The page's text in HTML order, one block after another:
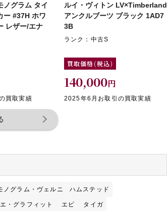
ノグラム タイ
ー #37H ホワ
レザー/エナ
買取実績
ルイ・ヴィトン LV×Timberland
アンクルブーツ ブラック 1AD7
3B
ランク：中古S
買取価格(税込)
140,000円
2025年6月お取引の買取実績
ノグラム・ヴェルニ ハムステッド
・グラフィット エピ タイガ